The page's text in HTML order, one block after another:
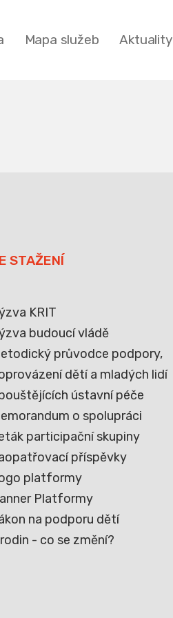
Mapa služeb Aktuality
STAŽENÍ
KRIT
budoucí vládě
průvodce podpory,
dětí a mladých lidí
ústavní péče
o spolupráci
participační skupiny
příspěvky
platformy
Platformy
na podporu dětí
- co se změní?